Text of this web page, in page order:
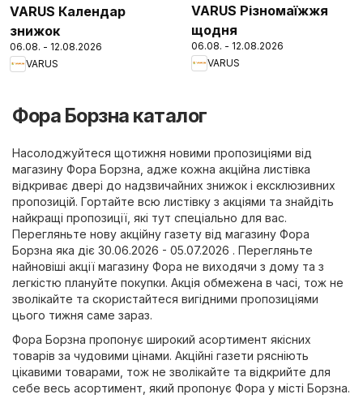
VARUS Календар
знижок
06.08. - 12.08.2026
VARUS
VARUS Різномаїжжя
щодня
06.08. - 12.08.2026
VARUS
Фора Борзна каталог
Насолоджуйтеся щотижня новими пропозиціями від
магазину Фора Борзна, адже кожна акційна листівка
відкриває двері до надзвичайних знижок і ексклюзивних
пропозицій. Гортайте всю листівку з акціями та знайдіть
найкращі пропозиції, які тут спеціально для вас.
Перегляньте нову акційну газету від магазину Фора
Борзна яка діє 30.06.2026 - 05.07.2026 . Перегляньте
найновіші акції магазину Фора не виходячи з дому та з
легкістю плануйте покупки. Акція обмежена в часі, тож не
зволікайте та скористайтеся вигідними пропозиціями
цього тижня саме зараз.
Фора Борзна пропонує широкий асортимент якісних
товарів за чудовими цінами. Акційні газети рясніють
цікавими товарами, тож не зволікайте та відкрийте для
себе весь асортимент, який пропонує Фора у місті Борзна.